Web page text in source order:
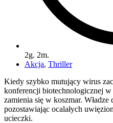
2g. 2m.
Akcja, Thriller
Kiedy szybko mutujący wirus
konferencji biotechnologicznej
zamienia się w koszmar.
pozostawiając ocalałych
ucieczki.